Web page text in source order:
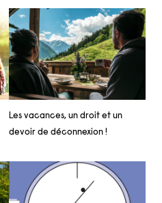
Les vacances, un droit et un
devoir de déconnexion !